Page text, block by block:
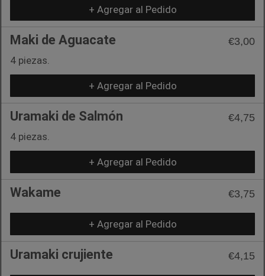
+ Agregar al Pedido
Maki de Aguacate
€3,00
4 piezas.
+ Agregar al Pedido
Uramaki de Salmón
€4,75
4 piezas.
+ Agregar al Pedido
Wakame €3,75
+ Agregar al Pedido
Uramaki crujiente €4,15